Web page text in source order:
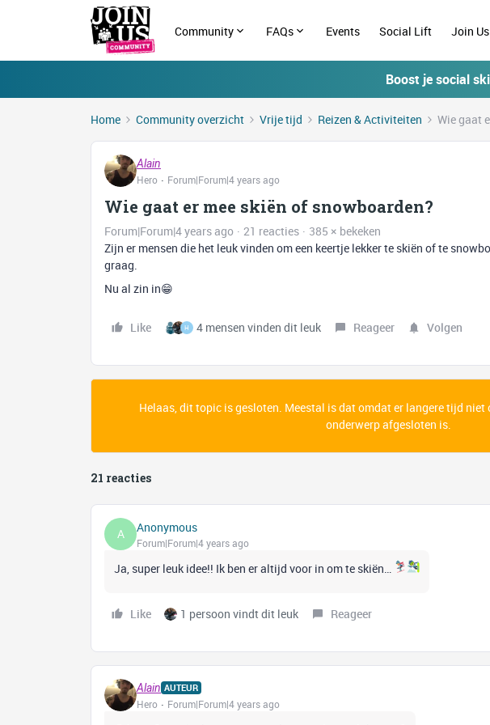
Community FAQs Events Social Lift Join Us
Boost je social
Home Community overzicht Vrije tijd Reizen & Activiteiten Wie gaat
Alain
Hero
Forum|Forum|4 years ago
Wie gaat er mee skiën of snowboarden?
Forum|Forum|4 years ago 21 reacties
385 × bekeken
Zijn er mensen die het leuk vinden om een keertje lekker te skiën of te
graag.
Nu al zin in😁
Like H 4 mensen vinden dit leuk Reageer Volgen
Helaas, dit topic is gesloten. Meestal is dat omdat er langere tijd niet
onderwerp afgesloten is.
21 reacties
A Anonymous
Forum|Forum|4 years ago
Ja, super leuk idee!! Ik ben er altijd voor in om te skiën…
Like 1 persoon vindt dit leuk Reageer
Alain AUTEUR
Hero Forum|Forum|4 years ago